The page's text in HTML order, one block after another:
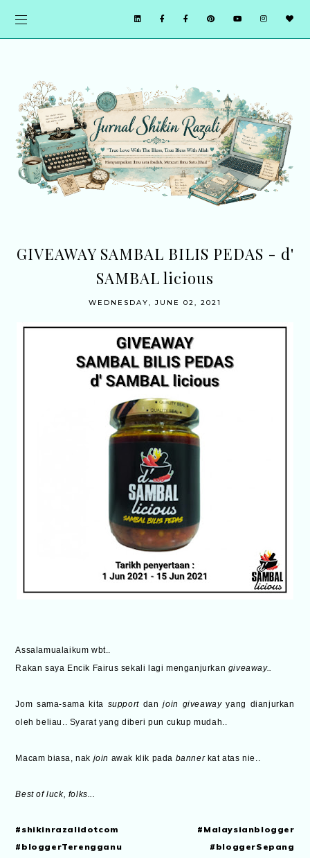
GIVEAWAY SAMBAL BILIS PEDAS - d'
SAMBAL licious
WEDNESDAY, JUNE 02, 2021
Assalamualaikum wbt..
Rakan saya Encik Fairus sekali lagi menganjurkan giveaway..
Jom sama-sama kita support danjoin giveawayyang dianjurkan
oleh beliau.. Syarat yang diberi pun cukup mudah..
Macam biasa, nak join awak klik pada banner kat atas nie..
Best of luck, folks...
#shikinrazalidotcom #Malaysianblogger
#bloggerTerengganu #bloggerSepang